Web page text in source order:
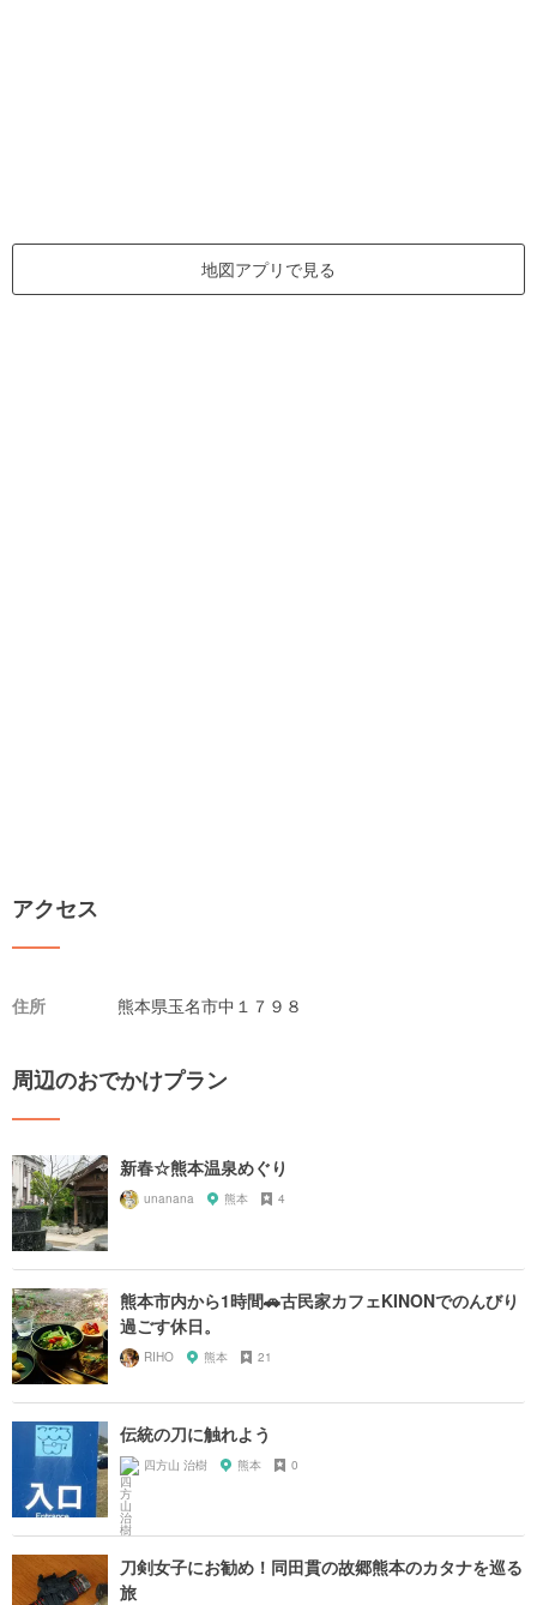
地図アプリで見る
アクセス
住所 熊本県玉名市中１７９８
周辺のおでかけプラン
新春☆熊本温泉めぐり
unanana 熊本 4
熊本市内から1時間🚗古民家カフェKINONでのんびり
過ごす休日。
RIHO 熊本 21
伝統の刀に触れよう
四方山 治樹 熊本 0
刀剣女子にお勧め！同田貫の故郷熊本のカタナを巡る
旅